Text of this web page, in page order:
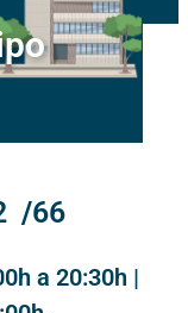
/66
a 20:30h |